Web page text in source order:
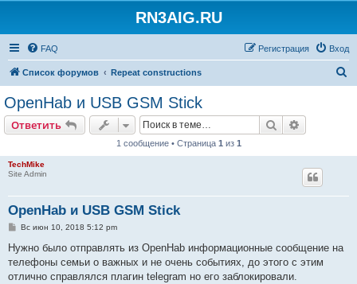
RN3AIG.RU
FAQ Вход
Регистрация
Список форумов Repeat constructions
OpenHab и USB GSM Stick
Ответить Поиск
1 сообщение • Страница 1 из 1
TechMike
Site Admin
OpenHab и USB GSM Stick
С
о
б
щ
е
Вс июн 10, 2018 5:12 pm
Нужно было отправлять из OpenHab информационные сообщение на
телефоны семьи о важных и не очень событиях, до этого с этим
отлично справлялся плагин telegram но его заблокировали.